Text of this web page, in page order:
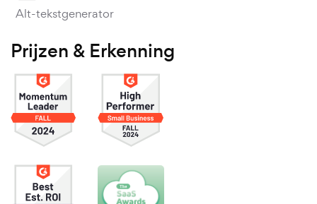
Alt-tekstgenerator
Prijzen & Erkenning